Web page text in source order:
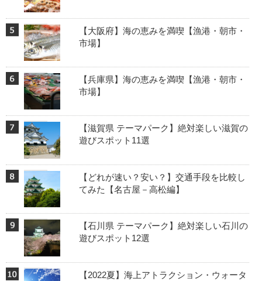
【大阪府】海の恵みを満喫【漁港・朝市・
市場】
【兵庫県】海の恵みを満喫【漁港・朝市・
市場】
【滋賀県 テーマパーク】絶対楽しい滋賀の
遊びスポット11選
【どれが速い？安い？】交通手段を比較し
てみた【名古屋－高松編】
【石川県 テーマパーク】絶対楽しい石川の
遊びスポット12選
【2022夏】海上アトラクション・ウォータ